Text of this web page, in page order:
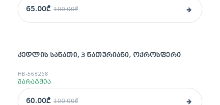
65.00₾ 100.00₾
sale
ᲙᲔᲓᲚᲘᲡ ᲡᲐᲜᲐᲗᲘ, 3 ᲜᲐᲗᲣᲠᲘᲐᲜᲘ, ᲝᲥᲠᲝᲡᲤᲔᲠᲘ
HB-568268
მარაგშია
60.00₾ 100.00₾